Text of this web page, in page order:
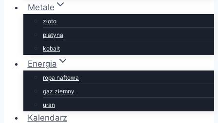
Metale
złoto
platyna
kobalt
Energia
ropa naftowa
gaz ziemny
uran
Kalendarz